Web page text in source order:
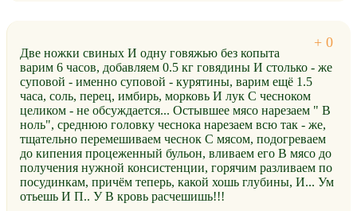
Две ножки свиных И одну говяжью без копыта
варим 6 часов, добавляем 0.5 кг говядины И столько - же
суповой - именно суповой - курятины, варим ещё 1.5
часа, соль, перец, имбирь, морковь И лук С чесноком
целиком - не обсуждается... Остывшее мясо нарезаем " В
ноль", среднюю головку чеснока нарезаем всю так - же,
тщательно перемешиваем чеснок С мясом, подогреваем
до кипения процеженный бульон, вливаем его В мясо до
получения нужной консистенции, горячим разливаем по
посудинкам, причём теперь, какой хошь глубины, И... Ум
отьешь И П.. У В кровь расчешишь!!!